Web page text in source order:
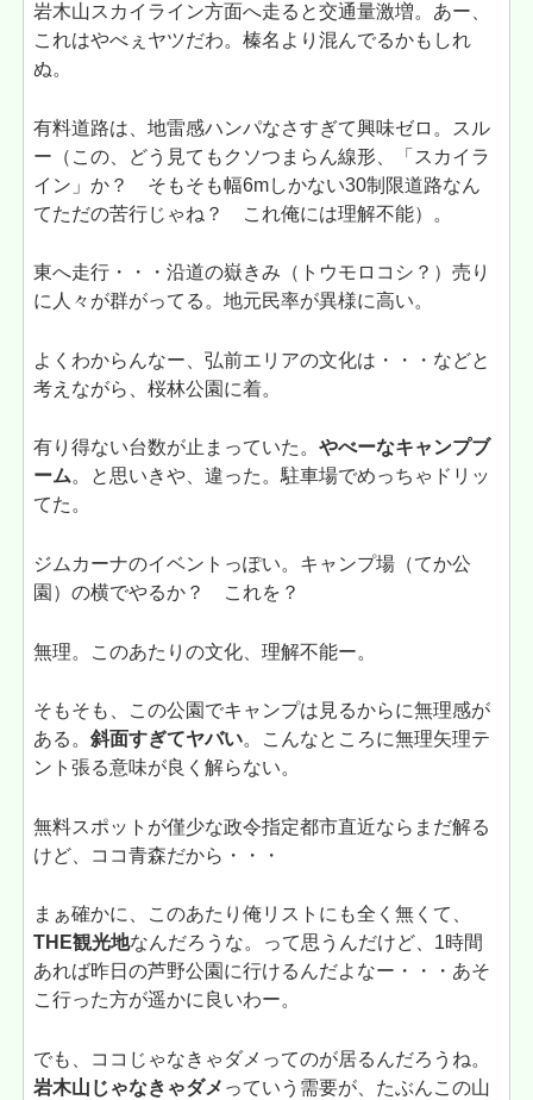
岩木山スカイライン方面へ走ると交通量激増。あー、
これはやべぇヤツだわ。榛名より混んでるかもしれ
ぬ。
有料道路は、地雷感ハンパなさすぎて興味ゼロ。スル
ー（この、どう見てもクソつまらん線形、「スカイラ
イン」か？ そもそも幅6mしかない30制限道路なん
てただの苦行じゃね？ これ俺には理解不能）。
東へ走行・・・沿道の嶽きみ（トウモロコシ？）売り
に人々が群がってる。地元民率が異様に高い。
よくわからんなー、弘前エリアの文化は・・・などと
考えながら、桜林公園に着。
有り得ない台数が止まっていた。やべーなキャンプブ
ーム。と思いきや、違った。駐車場でめっちゃドリッ
てた。
ジムカーナのイベントっぽい。キャンプ場（てか公
園）の横でやるか？ これを？
無理。このあたりの文化、理解不能ー。
そもそも、この公園でキャンプは見るからに無理感が
ある。斜面すぎてヤバい。こんなところに無理矢理テ
ント張る意味が良く解らない。
無料スポットが僅少な政令指定都市直近ならまだ解る
けど、ココ青森だから・・・
まぁ確かに、このあたり俺リストにも全く無くて、
THE観光地なんだろうな。って思うんだけど、1時間
あれば昨日の芦野公園に行けるんだよなー・・・あそ
こ行った方が遥かに良いわー。
でも、ココじゃなきゃダメってのが居るんだろうね。
岩木山じゃなきゃダメ っていう需要が、たぶんこの山